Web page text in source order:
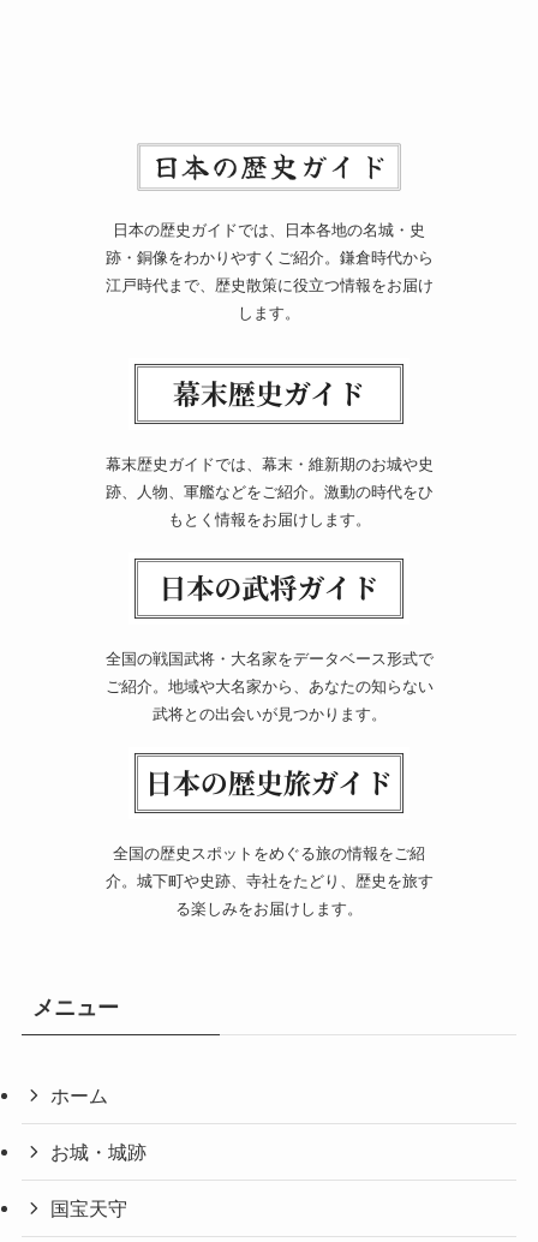
日本の歴史ガイドでは、日本各地の名城・史
跡・銅像をわかりやすくご紹介。鎌倉時代から
江戸時代まで、歴史散策に役立つ情報をお届け
します。
幕末歴史ガイドでは、幕末・維新期のお城や史
跡、人物、軍艦などをご紹介。激動の時代をひ
もとく情報をお届けします。
全国の戦国武将・大名家をデータベース形式で
ご紹介。地域や大名家から、あなたの知らない
武将との出会いが見つかります。
全国の歴史スポットをめぐる旅の情報をご紹
介。城下町や史跡、寺社をたどり、歴史を旅す
る楽しみをお届けします。
メニュー
ホーム
お城・城跡
国宝天守